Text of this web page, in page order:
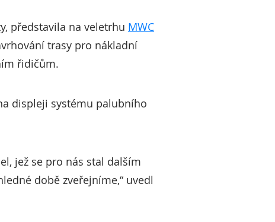
představila na veletrhu MWC
trasy pro nákladní
řidičům.
displeji systému palubního
jež se pro nás stal dalším
době zveřejníme,“ uvedl